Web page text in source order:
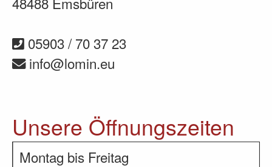
05903 / 70 37 23
info@lomin.eu
Unsere Öffnungszeiten
Montag bis Freitag